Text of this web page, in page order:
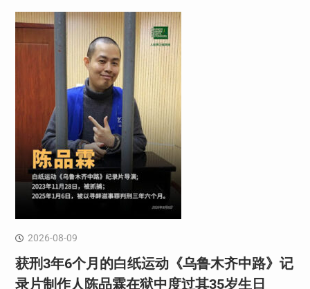
2026-08-09
获刑3年6个月的白纸运动《乌鲁木齐中路》记
录片制作人陈品霖在狱中度过其35岁生日